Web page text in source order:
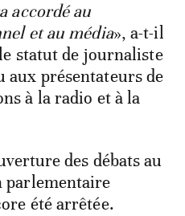
accordé au
et au média», a-t-il
statut de journaliste
aux présentateurs de
à la radio et à la
des débats au
parlementaire
été arrêtée.